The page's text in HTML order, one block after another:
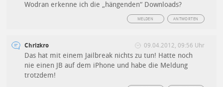
Wodran erkenne ich die „hängenden“ Downloads?
ANTWORTEN
MELDEN
Chrizkro 09.04.2012, 09:56 Uhr
Das hat mit einem Jailbreak nichts zu tun! Hatte noch
nie einen JB auf dem iPhone und habe die Meldung
trotzdem!